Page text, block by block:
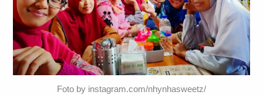
Foto by instagram.com/nhynhasweetz/